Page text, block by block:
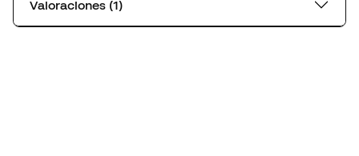
Valoraciones (1)